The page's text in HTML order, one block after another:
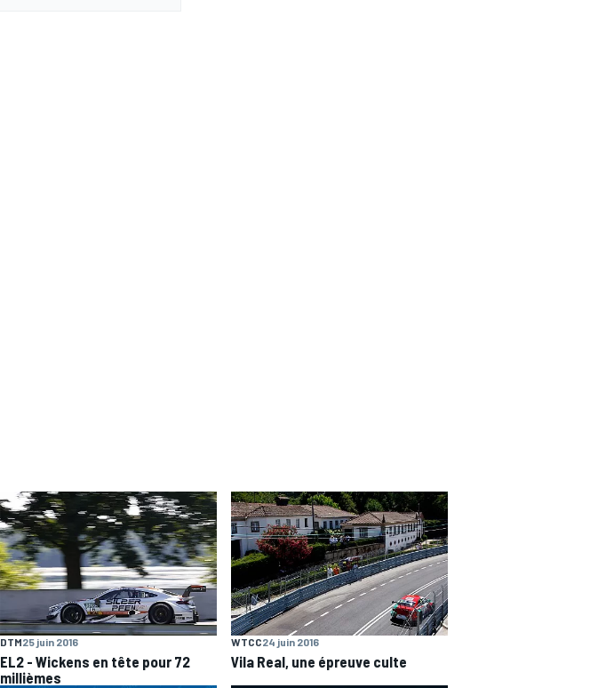
DTM25 juin 2016
EL2 - Wickens en tête pour 72
millièmes
WTCC24 juin 2016
Vila Real, une épreuve culte